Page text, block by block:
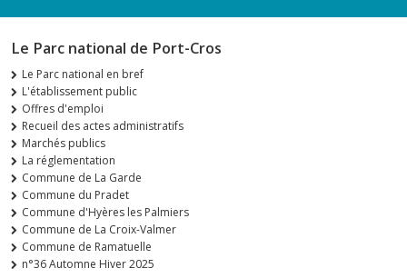
Le Parc national de Port-Cros
Le Parc national en bref
L'établissement public
Offres d'emploi
Recueil des actes administratifs
Marchés publics
La réglementation
Commune de La Garde
Commune du Pradet
Commune d'Hyères les Palmiers
Commune de La Croix-Valmer
Commune de Ramatuelle
n°36 Automne Hiver 2025